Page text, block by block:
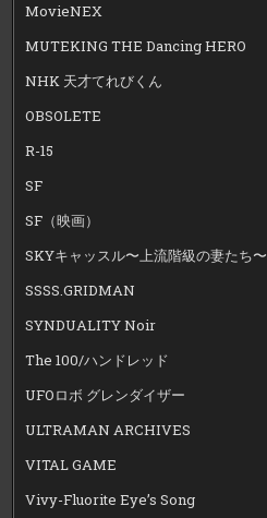
MovieNEX
MUTEKING THE Dancing HERO
NHK 天才てれびくん
OBSOLETE
R-15
SF
SF（映画）
SKYキャッスル〜上流階級の妻たち〜
SSSS.GRIDMAN
SYNDUALITY Noir
The 100/ハンドレッド
UFOロボ グレンダイザー
ULTRAMAN ARCHIVES
VITAL GAME
Vivy-Fluorite Eye’s Song